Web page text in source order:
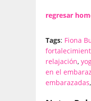
regresar
Tags: Fiona
relajación,
en el
embarazadas,